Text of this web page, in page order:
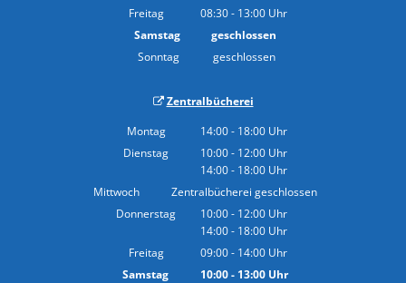
Von 14:00 bis 18:00 Uhr
Freitag 08:30- 13:00 Uhr
Von 08:30 bis 13:00 Uhr
Samstag
geschlossen
Sonntag
geschlossen
Zentralbücherei
Montag
14:00- 18:00 Uhr
Von 14:00 bis 18:00 Uhr
Dienstag 10:00- 12:00 Uhr
Von 10:00 bis 12:00 Uhr
14:00- 18:00 Uhr
Von 14:00 bis 18:00 Uhr
Mittwoch
Zentralbücherei geschlossen
Donnerstag
10:00- 12:00 Uhr
Von 10:00 bis 12:00 Uhr
14:00- 18:00 Uhr
Von 14:00 bis 18:00 Uhr
Freitag 09:00- 14:00 Uhr
Von 09:00 bis 14:00 Uhr
Samstag 10:00- 13:00Uhr